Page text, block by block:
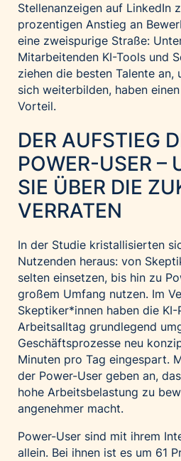
Stellenanzeigen auf LinkedIn
prozentigen Anstieg an
eine zweispurige Straße:
Mitarbeitenden KI-Tools und
ziehen die besten Talente an,
sich weiterbilden, haben
Vorteil.
DER AUFSTIEG
POWER-USER –
SIE ÜBER DIE
VERRATEN
In der Studie kristallisierten
Nutzenden heraus: von
selten einsetzen, bis hin zu
großem Umfang nutzen. Im
Skeptiker*innen haben die
Arbeitsalltag grundlegend
Geschäftsprozesse neu
Minuten pro Tag eingespart.
der Power-User geben an,
hohe Arbeitsbelastung zu
angenehmer macht.
Power-User sind mit ihrem
allein. Bei ihnen ist es um 61